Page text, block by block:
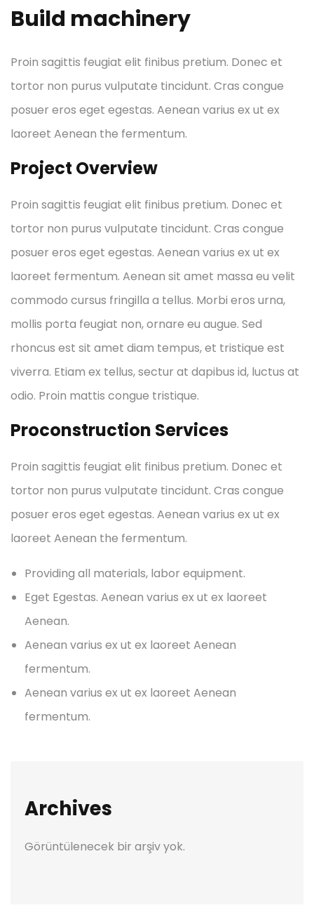
Build machinery
Proin sagittis feugiat elit finibus pretium. Donec et
tortor non purus vulputate tincidunt. Cras congue
posuer eros eget egestas. Aenean varius ex ut ex
laoreet Aenean the fermentum.
Project Overview
Proin sagittis feugiat elit finibus pretium. Donec et
tortor non purus vulputate tincidunt. Cras congue
posuer eros eget egestas. Aenean varius ex ut ex
laoreet fermentum. Aenean sit amet massa eu velit
commodo cursus fringilla a tellus. Morbi eros urna,
mollis porta feugiat non, ornare eu augue. Sed
rhoncus est sit amet diam tempus, et tristique est
viverra. Etiam ex tellus, sectur at dapibus id, luctus at
odio. Proin mattis congue tristique.
Proconstruction Services
Proin sagittis feugiat elit finibus pretium. Donec et
tortor non purus vulputate tincidunt. Cras congue
posuer eros eget egestas. Aenean varius ex ut ex
laoreet Aenean the fermentum.
Providing all materials, labor equipment.
Eget Egestas. Aenean varius ex ut ex laoreet
Aenean.
Aenean varius ex ut ex laoreet Aenean
fermentum.
Aenean varius ex ut ex laoreet Aenean
fermentum.
Archives
Görüntülenecek bir arşiv yok.